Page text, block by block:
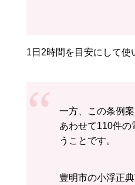
1日2時間を目安にして使
一方、この条例
あわせて110件の
うことです。
豊明市の小浮正